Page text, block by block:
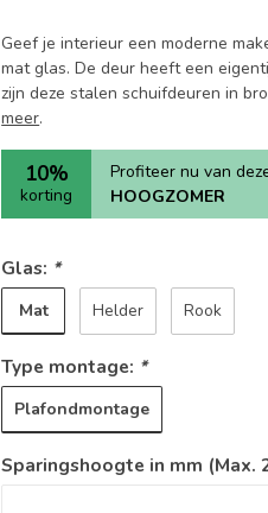
Geef je interieur een moderne
mat glas. De deur heeft een
zijn deze stalen schuifdeuren in
meer.
10%
korting
Profiteer nu van
HOOGZOMER
Glas: *
Mat Helder Rook
Type montage: *
Plafondmontage
Sparingshoogte in mm (Max.